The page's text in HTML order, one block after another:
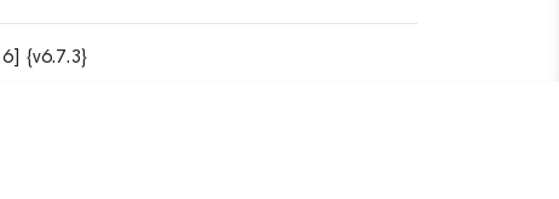
{v6.7.3}